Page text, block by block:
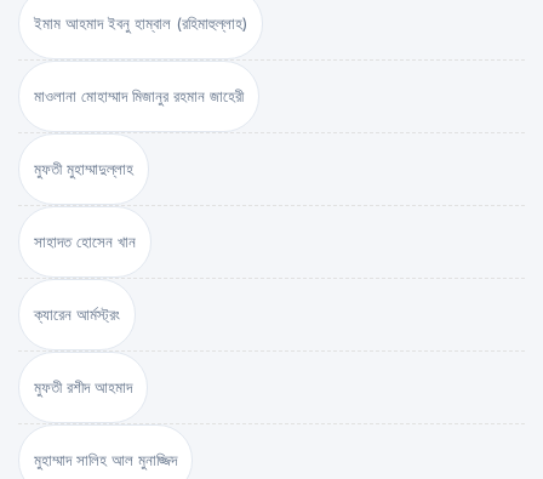
ইমাম আহমাদ ইবনু হাম্বাল (রহিমাহুল্লাহ)
মাওলানা মোহাম্মাদ মিজানুর রহমান জাহেরী
মুফতী মুহাম্মাদুল্লাহ
সাহাদত হোসেন খান
ক্যারেন আর্মস্ট্রং
মুফতী রশীদ আহমাদ
মুহাম্মাদ সালিহ আল মুনাজ্জিদ